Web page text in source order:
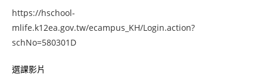
https://hschool-
mlife.k12ea.gov.tw/ecampus_KH/Login.action?
schNo=580301D
選課影片